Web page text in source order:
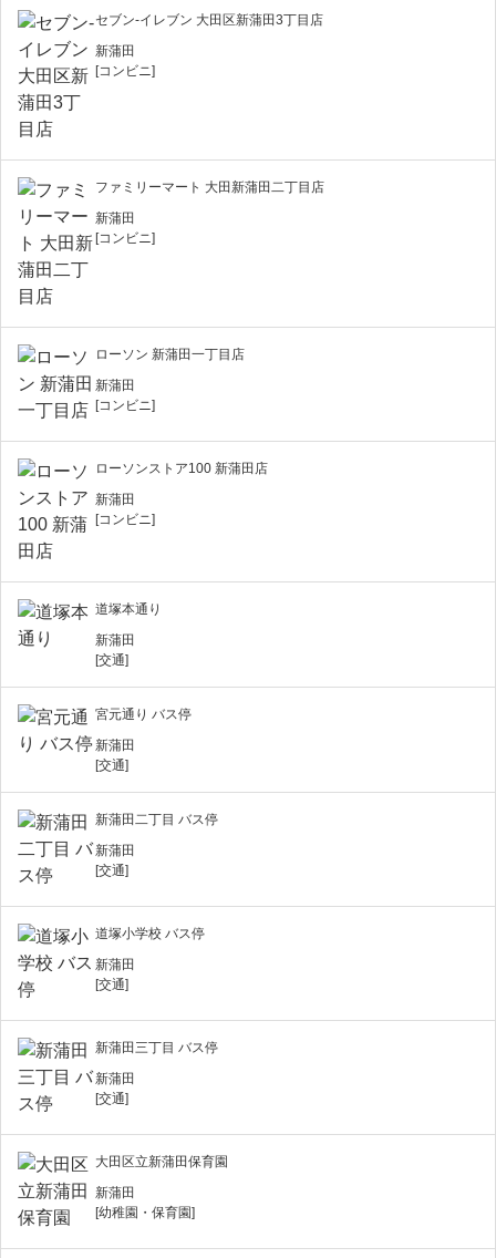
セブン-イレブン 大田区新蒲田3丁目店
新蒲田
[コンビニ]
ファミリーマート 大田新蒲田二丁目店
新蒲田
[コンビニ]
ローソン 新蒲田一丁目店
新蒲田
[コンビニ]
ローソンストア100 新蒲田店
新蒲田
[コンビニ]
道塚本通り
新蒲田
[交通]
宮元通り バス停
新蒲田
[交通]
新蒲田二丁目 バス停
新蒲田
[交通]
道塚小学校 バス停
新蒲田
[交通]
新蒲田三丁目 バス停
新蒲田
[交通]
大田区立新蒲田保育園
新蒲田
[幼稚園・保育園]